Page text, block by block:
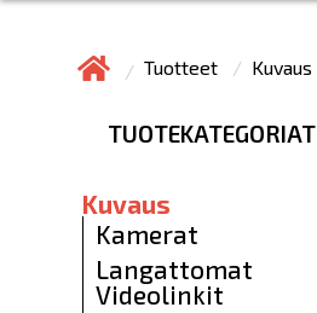
Tuotteet Kuvaus
TUOTEKATEGORIAT
Kuvaus
Kamerat
Langattomat
Videolinkit